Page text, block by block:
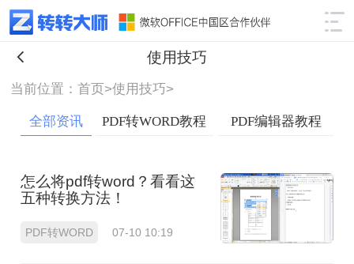
使用技巧 筛选
使用技巧
当前位置：首页>使用技巧>
全部资讯 PDF转WORD教程 PDF编辑器教程
怎么将pdf转word？看看这
五种转换方法！
PDF转WORD 07-10 10:19